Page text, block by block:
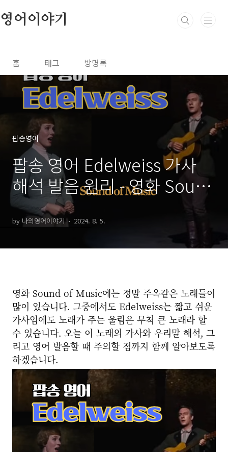
영어이야기
홈 태그 방명록
팝송영어
팝송 영어 Edelweiss 가사
해석 발음 원리 - 영화 Sound
of Music OST
by 나의영어이야기 2024. 8. 5.
영화 Sound of Music에는 정말 주옥같은 노래들이
많이 있습니다. 그중에서도 Edelweiss는 짧고 쉬운
가사임에도 노래가 주는 울림은 무척 큰 노래라 할
수 있습니다. 오늘 이 노래의 가사와 우리말 해석, 그
리고 영어 발음할 때 주의할 점까지 함께 알아보도록
하겠습니다.